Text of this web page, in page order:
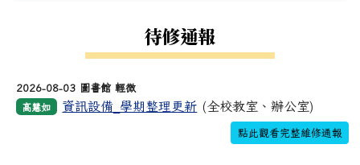
待修通報
2026-08-03 圖書館 輕微
高慧如 資訊設備_學期整理更新 (全校教室、辦公室)
點此觀看完整維修通報